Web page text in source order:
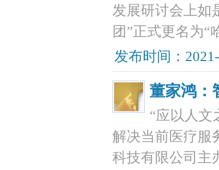
发展研讨会上如
团”正式更名为“
发布时间：
董家鸿：
“应以人文
解决当前医疗服
科技有限公司主